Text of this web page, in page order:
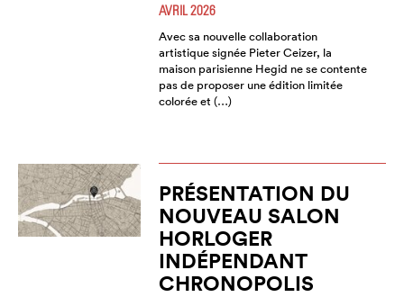
AVRIL 2026
Avec sa nouvelle collaboration
artistique signée Pieter Ceizer, la
maison parisienne Hegid ne se contente
pas de proposer une édition limitée
colorée et (…)
PRÉSENTATION DU
NOUVEAU SALON
HORLOGER
INDÉPENDANT
CHRONOPOLIS